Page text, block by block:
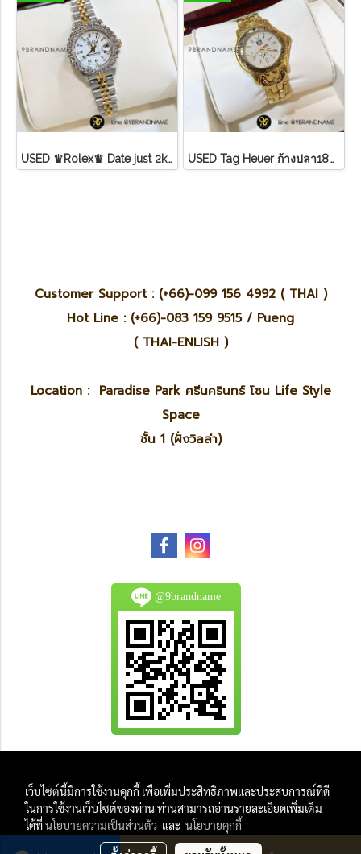
USED ♛Rolex♛ Date just​ 2k​ หน้าขาว​ หลัก​เพชร​/โรมัน ขอบเพชรหนามเตย​ บานพับเก่า​ สายจูบิลี่ U​S​E​D​ T​ag Heuer ก้างปลา18K ขอบทอง หน้า ครีม
Customer Support : (+66)-099 156 4992 ( THAI )
Hot Line : (+66)-083 159 9515 / Pueng
( THAI-ENLISH )
Location : Paradise Park ศรีนครินทร์ โซน Life Style
Space
ชั้น 1 (ฝั่งวิลล่า)
@9brandname
And
All Photo in this website were taken by
9Brandname's Team.
เว็บไซต์นี้มีการใช้งานคุกกี้ เพื่อเพิ่มประสิทธิภาพและประสบการณ์ที่ดี
ในการใช้งานเว็บไซต์ของท่าน ท่านสามารถอ่านรายละเอียดเพิ่มเติม
ได้ที่นโยบายความเป็นส่วนตัว และ นโยบายคุกกี้